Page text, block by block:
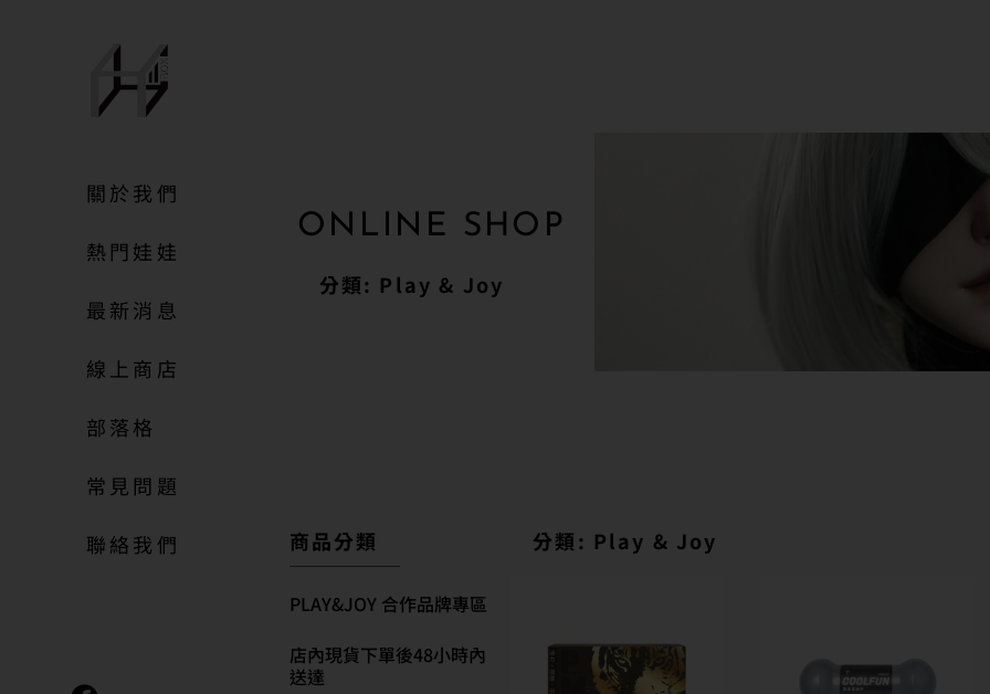
關於我們
熱門娃娃
最新消息
線上商店
部落格
常見問題
聯絡我們
ONLINE SHOP
分類: Play & Joy
商品分類
PLAY&JOY 合作品牌專區
店內現貨下單後48小時內
送達
分類: Play & Joy